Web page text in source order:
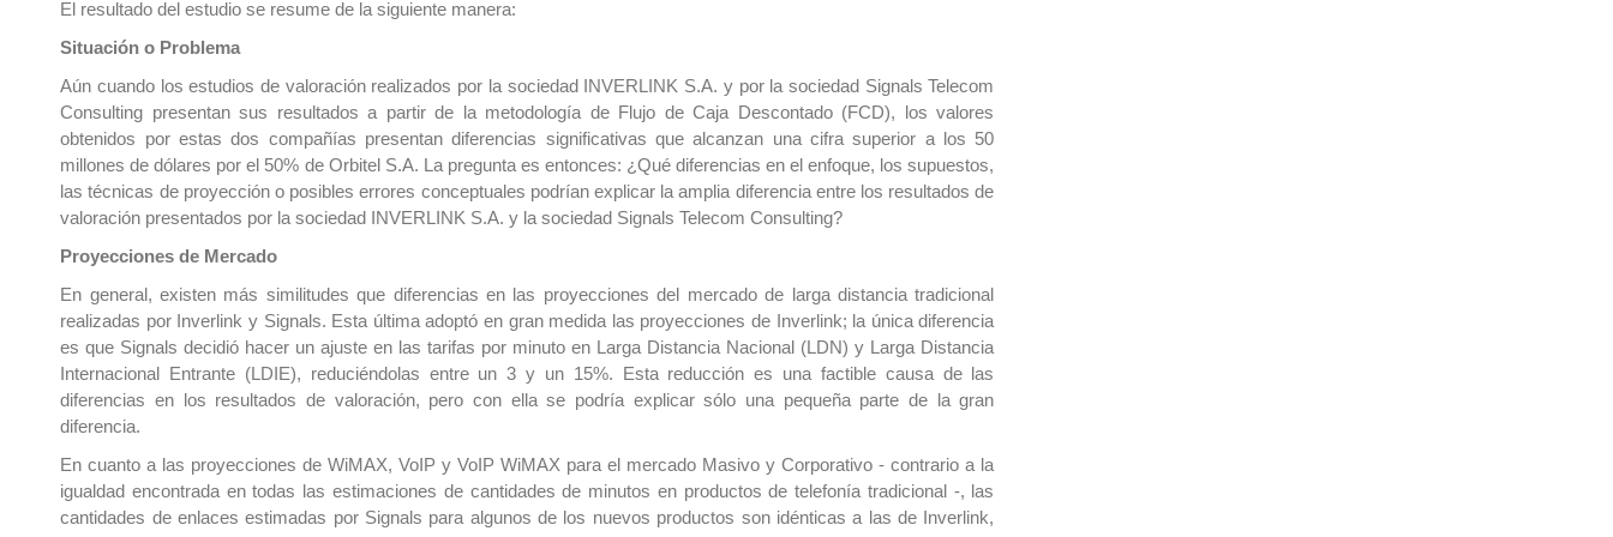
El resultado del estudio se resume de la siguiente manera:
Situación o Problema
Aún cuando los estudios de valoración realizados por la sociedad INVERLINK S.A. y por la sociedad Signals Telecom
Consulting presentan sus resultados a partir de la metodología de Flujo de Caja Descontado (FCD), los valores
obtenidos por estas dos compañías presentan diferencias significativas que alcanzan una cifra superior a los 50
millones de dólares por el 50% de Orbitel S.A. La pregunta es entonces: ¿Qué diferencias en el enfoque, los supuestos,
las técnicas de proyección o posibles errores conceptuales podrían explicar la amplia diferencia entre los resultados de
valoración presentados por la sociedad INVERLINK S.A. y la sociedad Signals Telecom Consulting?
Proyecciones de Mercado
En general, existen más similitudes que diferencias en las proyecciones del mercado de larga distancia tradicional
realizadas por Inverlink y Signals. Esta última adoptó en gran medida las proyecciones de Inverlink; la única diferencia
es que Signals decidió hacer un ajuste en las tarifas por minuto en Larga Distancia Nacional (LDN) y Larga Distancia
Internacional Entrante (LDIE), reduciéndolas entre un 3 y un 15%. Esta reducción es una factible causa de las
diferencias en los resultados de valoración, pero con ella se podría explicar sólo una pequeña parte de la gran
diferencia.
En cuanto a las proyecciones de WiMAX, VoIP y VoIP WiMAX para el mercado Masivo y Corporativo - contrario a la
igualdad encontrada en todas las estimaciones de cantidades de minutos en productos de telefonía tradicional -, las
cantidades de enlaces estimadas por Signals para algunos de los nuevos productos son idénticas a las de Inverlink,